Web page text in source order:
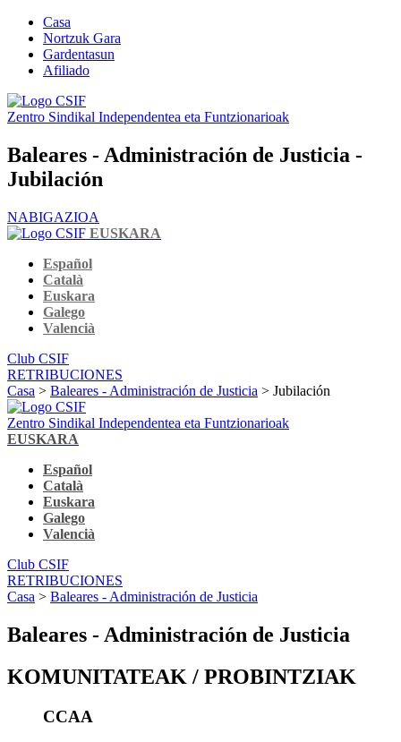
Casa
Nortzuk Gara
Gardentasun
Afiliado
Zentro Sindikal Independentea eta Funtzionarioak
Baleares - Administración de Justicia -
Jubilación
NABIGAZIOA
EUSKARA
Español
Català
Euskara
Galego
Valencià
Club CSIF
RETRIBUCIONES
Casa > Baleares - Administración de Justicia > Jubilación
Zentro Sindikal Independentea eta Funtzionarioak
EUSKARA
Español
Català
Euskara
Galego
Valencià
Club CSIF
RETRIBUCIONES
Casa > Baleares - Administración de Justicia
Baleares - Administración de Justicia
KOMUNITATEAK / PROBINTZIAK
CCAA